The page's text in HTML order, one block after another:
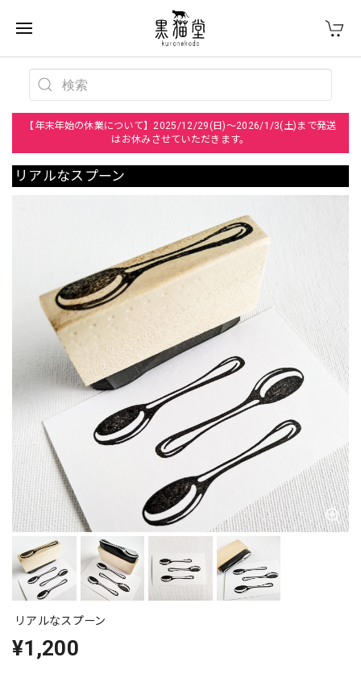
【年末年始の休業について】2025/12/29(日)～2026/1/3(土)まで発送
はお休みさせていただきます。
リアルなスプーン
リアルなスプーン
¥1,200